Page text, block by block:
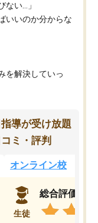
ない…」
いいのか分からな
を解決していっ
導が受け放題
ミ・評判
オンライン校
生徒
総合評価